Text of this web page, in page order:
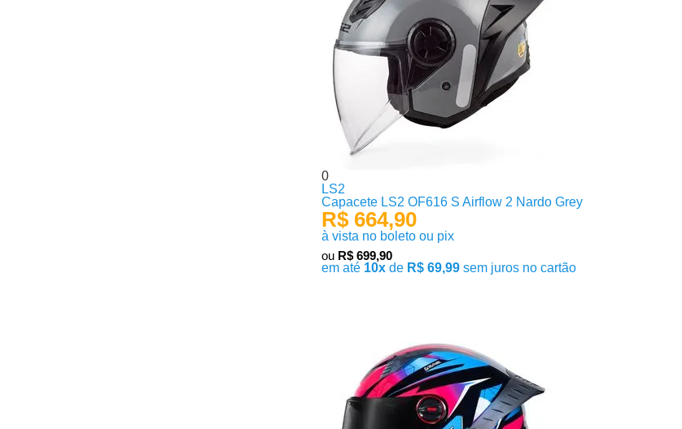
0
LS2
Capacete LS2 OF616 S Airflow 2 Nardo Grey
R$ 664,90
à vista no boleto ou pix
ou R$ 699,90
em até 10xde R$ 69,99sem juros no cartão